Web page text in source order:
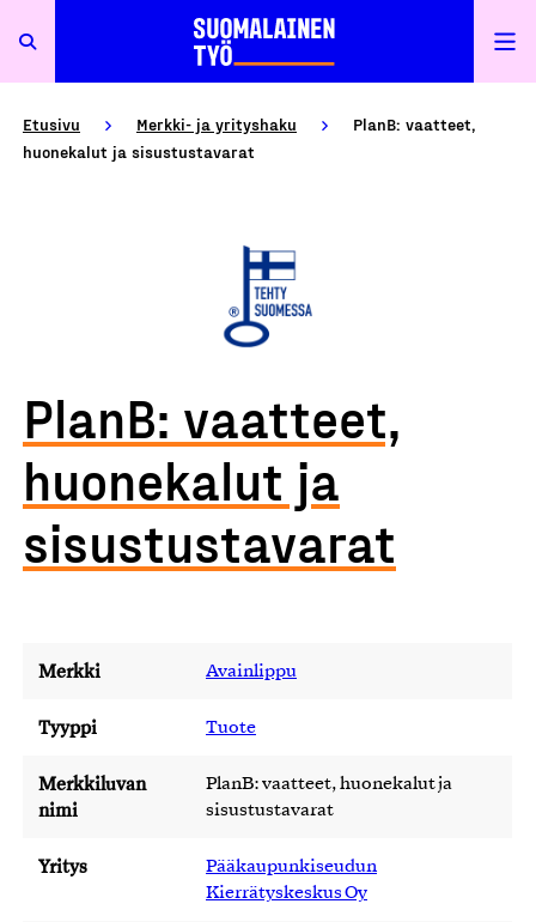
Etusivu Merkki- ja yrityshaku
PlanB: vaatteet,
huonekalut ja sisustustavarat
PlanB: vaatteet,
huonekalut ja
sisustustavarat
Merkki Avainlippu
Tyyppi Tuote
Merkkiluvan
nimi
PlanB: vaatteet, huonekalut ja
sisustustavarat
Yritys
Pääkaupunkiseudun
Kierrätyskeskus Oy